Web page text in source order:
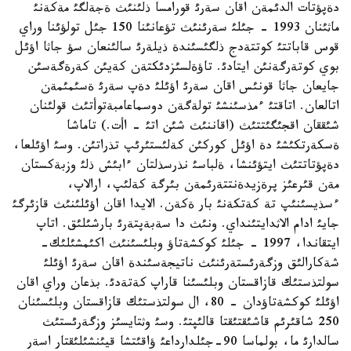
دةپؤتات الدئمةن اقان سةرئ قورامسا ذلئنئث ةجةلگئ مةكةنئ
ماثئنان 1993 - جئلئ سةرئنئث تؤعانئنا 150 جئل تولؤئنا وراي
قوس قاباتتئ كوتتةدج ذلگئسئندة ذيلةرئ سالئنعان سؤ جاثا اؤئل
بوي كوتةرگةنئن ايتادئ. تاؤةلسئزدئكتةن كةيئن كةرةگةسئن
جايعان جاثا قونئس اقان سةرئ اؤئلئ دةپ سةرئ ةسئمئمةن
اتالعان. اتاقتئ ءمذسئنشئ تولةگةن دوسماعامبةتوأتئث قولئنان
شئققان اقجئگئتتئث (اقاننئث شئن اتئ - اأت.) تاماشا
ةسكةرتكئشئ دة اؤئل كوركئن كةلئستئرئپ تذراتئن. وسئ اؤئلعا،
دةپؤتاتتئث ايتؤئنشا، ةلباسئ نذرسذلتان ءابئش ذلئ وزبةكستان
مةن قئرعئز پرةزيدةنتتةرئمةن بئرگة كةلئپ، ارالاپ،
ءسذيسئنئپ تة كةتكةنئ بار ةكةن. الايدا اقان اؤئلئنئث قازئرگئ
جايئ ادام الاثدايتئنداي. ونئث دا سةبةپتةرئ بارشئلئق. اتاپ
ايتقاندا، 1997 - جئلئ كوكشةتاؤ وبلئسئنئث اكئمشئلئك-
شةكارالئق وزگةرئستةرئنئث ناتيجةسئندة اقان سةرئ اؤئلئ
سولتذستئك قازاقستان وبلئسئنا قاراپ كةتةدئ. بذعان وراي اقان
اؤئلئ كوكشةتاؤدان - 80، ال سولتذستئك قازاقستان وبلئسئنان
250 شاقئرئم قاشئقتئقتا قالئپتئ. وسئ وثتايسئز وزگةرئستئث
سالدارئ ما، بولماسا 90-جئلدارداعئ ؤاقئتشا قيئنشئلئقتار اسةر